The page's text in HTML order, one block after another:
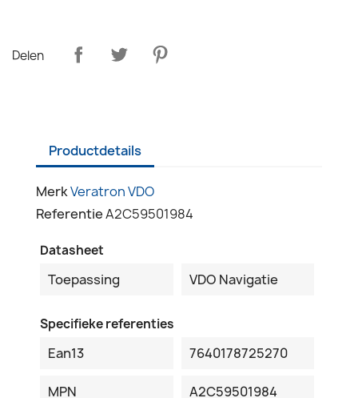
Delen
Productdetails
MerkVeratron VDO
ReferentieA2C59501984
Datasheet
Toepassing VDO Navigatie
Specifieke referenties
Ean13 7640178725270
MPN A2C59501984